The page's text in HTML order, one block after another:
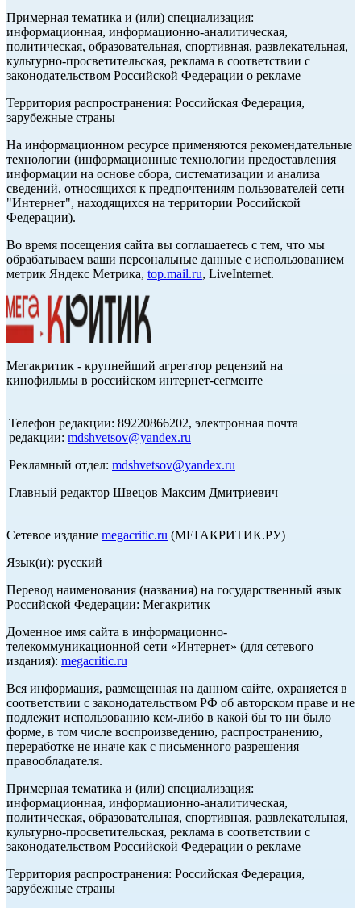
Примерная тематика и (или) специализация:
информационная, информационно-аналитическая,
политическая, образовательная, спортивная, развлекательная,
культурно-просветительская, реклама в соответствии с
законодательством Российской Федерации о рекламе
Территория распространения: Российская Федерация,
зарубежные страны
На информационном ресурсе применяются рекомендательные
технологии (информационные технологии предоставления
информации на основе сбора, систематизации и анализа
сведений, относящихся к предпочтениям пользователей сети
"Интернет", находящихся на территории Российской
Федерации).
Во время посещения сайта вы соглашаетесь с тем, что мы
обрабатываем ваши персональные данные с использованием
метрик Яндекс Метрика, top.mail.ru, LiveInternet.
Мегакритик - крупнейший агрегатор рецензий на
кинофильмы в российском интернет-сегменте
Телефон редакции: 89220866202, электронная почта
редакции: mdshvetsov@yandex.ru
Рекламный отдел: mdshvetsov@yandex.ru
Главный редактор Швецов Максим Дмитриевич
Сетевое издание megacritic.ru (МЕГАКРИТИК.РУ)
Язык(и): русский
Перевод наименования (названия) на государственный язык
Российской Федерации: Мегакритик
Доменное имя сайта в информационно-
телекоммуникационной сети «Интернет» (для сетевого
издания): megacritic.ru
Вся информация, размещенная на данном сайте, охраняется в
соответствии с законодательством РФ об авторском праве и не
подлежит использованию кем-либо в какой бы то ни было
форме, в том числе воспроизведению, распространению,
переработке не иначе как с письменного разрешения
правообладателя.
Примерная тематика и (или) специализация:
информационная, информационно-аналитическая,
политическая, образовательная, спортивная, развлекательная,
культурно-просветительская, реклама в соответствии с
законодательством Российской Федерации о рекламе
Территория распространения: Российская Федерация,
зарубежные страны